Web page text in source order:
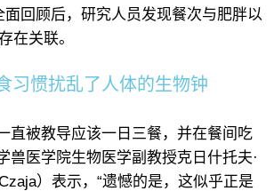
回顾后，研究人员发现餐次与肥胖以
在关联。
习惯扰乱了人体的生物钟
直被教导应该一日三餐，并在餐间吃
兽医学院生物医学副教授克日什托夫·
）表示，“遗憾的是，这似乎正是